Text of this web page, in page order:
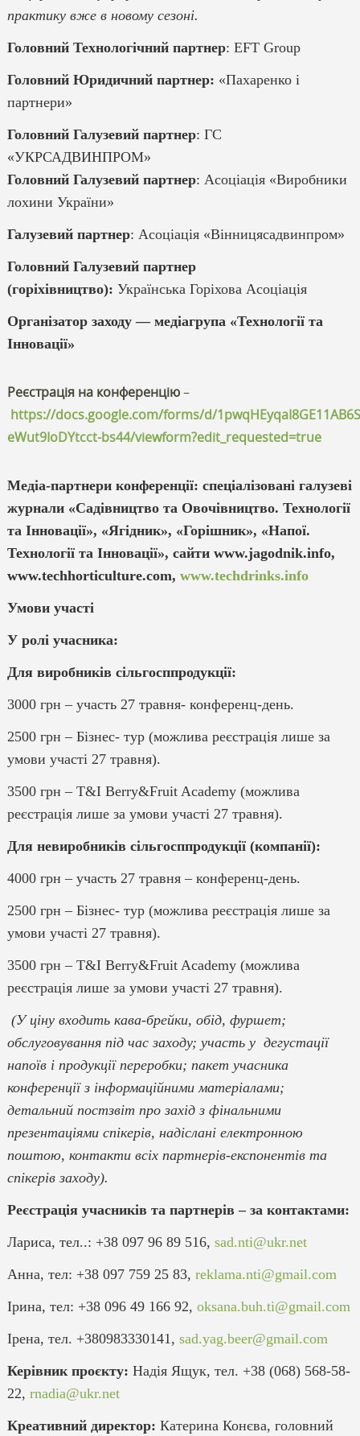
практику вже в новому сезоні.
Головний Технологічний партнер: EFT Group
Головний Юридичний партнер: «Пахаренко і
партнери»
Головний Галузевий партнер: ГС
«УКРСАДВИНПРОМ»
Головний Галузевий партнер: Асоціація «Виробники
лохини України»
Галузевий партнер: Асоціація «Вінницясадвинпром»
Головний Галузевий партнер
(горіхівництво): Українська Горіхова Асоціація
Організатор заходу — медіагрупа «Технології та
Інновації»
Реєстрація на конференцію–
https://docs.google.com/forms/d/
eWut9IoDYtcct-bs44/viewform?edit_requested=true
Медіа-партнери конференції: спеціалізовані галузеві
журнали «Садівництво та Овочівництво. Технології
та Інновації», «Ягідник», «Горішник», «Напої.
Технології та Інновації», сайти www.jagodnik.info,
www.techhorticulture.com, www.techdrinks.info
Умови участі
У ролі учасника:
Для виробників сільгосппродукції:
3000 грн – участь 27 травня- конференц-день.
2500 грн – Бізнес- тур (можлива реєстрація лише за
умови участі 27 травня).
3500 грн – T&I Berry&Fruit Academy (можлива
реєстрація лише за умови участі 27 травня).
Для невиробників сільгосппродукції (компанії):
4000 грн – участь 27 травня – конференц-день.
2500 грн – Бізнес- тур (можлива реєстрація лише за
умови участі 27 травня).
3500 грн – T&I Berry&Fruit Academy (можлива
реєстрація лише за умови участі 27 травня).
(У ціну входить кава-брейки, обід, фуршет;
обслуговування під час заходу; участь у дегустації
напоїв і продукції переробки; пакет учасника
конференції з інформаційними матеріалами;
детальний постзвіт про захід з фінальними
презентаціями спікерів, надіслані електронною
поштою, контакти всіх партнерів-експонентів та
спікерів заходу).
Реєстрація учасників та партнерів – за контактами:
Лариса, тел..: +38 097 96 89 516, sad.nti@ukr.net
Анна, тел: +38 097 759 25 83, reklama.nti@gmail.com
Ірина, тел: +38 096 49 166 92, oksana.buh.ti@gmail.com
Ірена, тел. +380983330141, sad.yag.beer@gmail.com
Керівник проєкту: Надія Ящук, тел. +38 (068) 568-58-
22, rnadia@ukr.net
Креативний директор: Катерина Конєва, головний